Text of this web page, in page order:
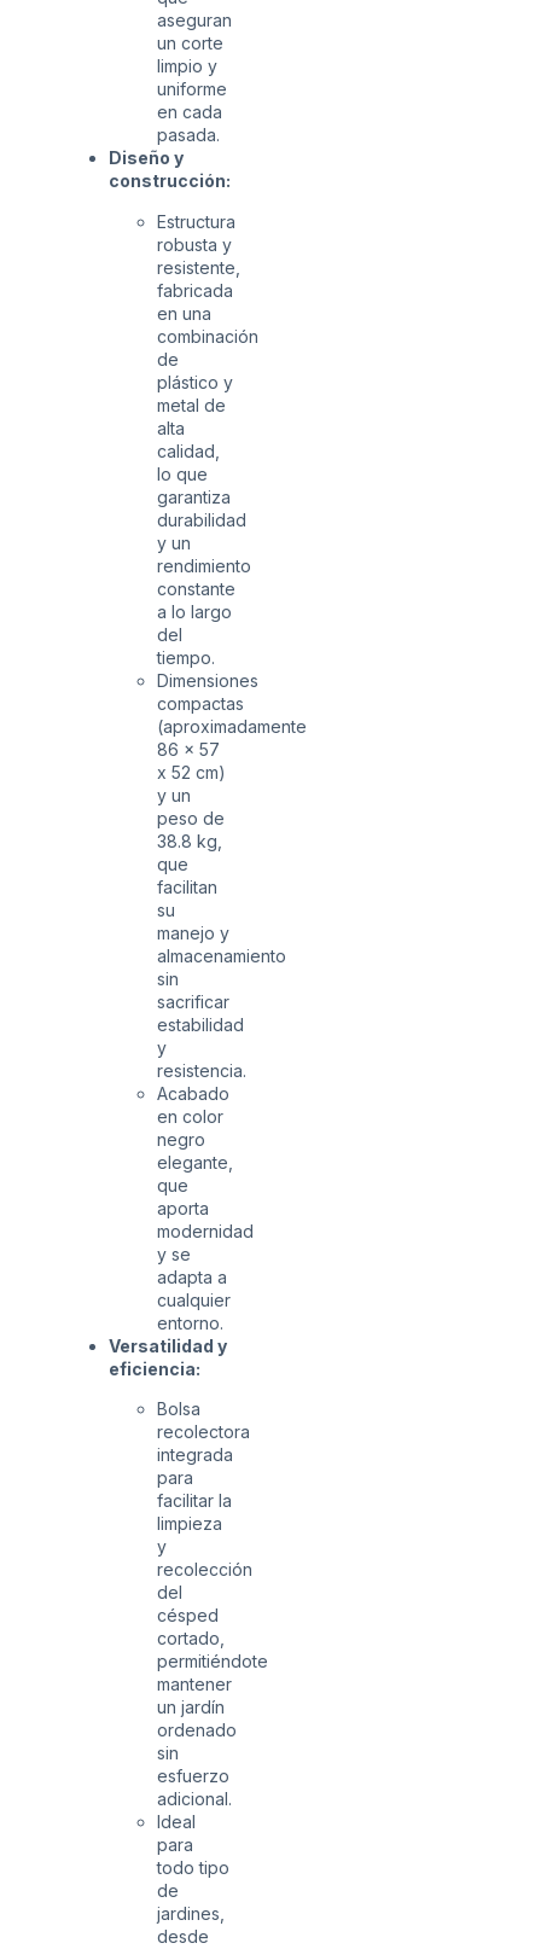
aseguran
un corte
limpio y
uniforme
en cada
pasada.
Diseño y
construcción:
Estructura
robusta y
resistente,
fabricada
en una
combinación
de
plástico y
metal de
alta
calidad,
lo que
garantiza
durabilidad
y un
rendimiento
constante
a lo largo
del
tiempo.
Dimensiones
compactas
(aproximadamente
86 x 57
x 52 cm)
y un
peso de
38.8 kg,
que
facilitan
su
manejo y
almacenamiento
sin
sacrificar
estabilidad
y
resistencia.
Acabado
en color
negro
elegante,
que
aporta
modernidad
y se
adapta a
cualquier
entorno.
Versatilidad y
eficiencia:
Bolsa
recolectora
integrada
para
facilitar la
limpieza
y
recolección
del
césped
cortado,
permitiéndote
mantener
un jardín
ordenado
sin
esfuerzo
adicional.
Ideal
para
todo tipo
de
jardines,
desde